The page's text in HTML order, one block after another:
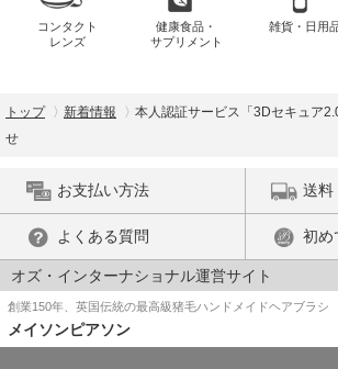
コンタクト
レンズ
健康食品・
サプリメント
雑貨・日用
トップ 新着情報
本人認証サービス「3Dセキュア
せ
お支払い方法 送料
よくある質問 初め
オズ・インターナショナル運営サイト
創業150年、英国伝統の最高級猪毛ハンドメイドヘアブラシ
メイソンピアソン